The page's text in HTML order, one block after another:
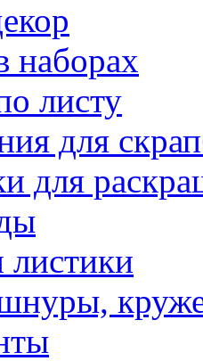
наборах
листу
для
для